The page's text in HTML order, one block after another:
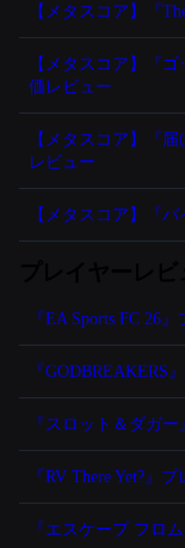
【メタスコア】『
【メタスコア】『
価レビュー
【メタスコア】『
レビュー
【メタスコア】『
『EA Sports FC 26
『GODBREAKERS
『スロット＆ダガ
『RV There Yet?』
『エスケープ フロ